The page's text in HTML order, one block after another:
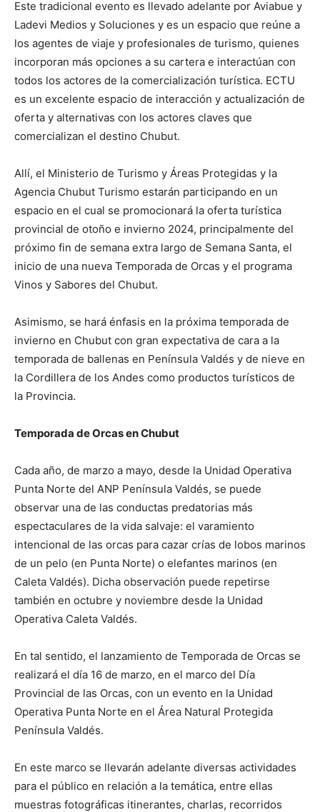
Este tradicional evento es llevado adelante por Aviabue y
Ladevi Medios y Soluciones y es un espacio que reúne a
los agentes de viaje y profesionales de turismo, quienes
incorporan más opciones a su cartera e interactúan con
todos los actores de la comercialización turística. ECTU
es un excelente espacio de interacción y actualización de
oferta y alternativas con los actores claves que
comercializan el destino Chubut.
Allí, el Ministerio de Turismo y Áreas Protegidas y la
Agencia Chubut Turismo estarán participando en un
espacio en el cual se promocionará la oferta turística
provincial de otoño e invierno 2024, principalmente del
próximo fin de semana extra largo de Semana Santa, el
inicio de una nueva Temporada de Orcas y el programa
Vinos y Sabores del Chubut.
Asimismo, se hará énfasis en la próxima temporada de
invierno en Chubut con gran expectativa de cara a la
temporada de ballenas en Península Valdés y de nieve en
la Cordillera de los Andes como productos turísticos de
la Provincia.
Temporada de Orcas en Chubut
Cada año, de marzo a mayo, desde la Unidad Operativa
Punta Norte del ANP Península Valdés, se puede
observar una de las conductas predatorias más
espectaculares de la vida salvaje: el varamiento
intencional de las orcas para cazar crías de lobos marinos
de un pelo (en Punta Norte) o elefantes marinos (en
Caleta Valdés). Dicha observación puede repetirse
también en octubre y noviembre desde la Unidad
Operativa Caleta Valdés.
En tal sentido, el lanzamiento de Temporada de Orcas se
realizará el día 16 de marzo, en el marco del Día
Provincial de las Orcas, con un evento en la Unidad
Operativa Punta Norte en el Área Natural Protegida
Península Valdés.
En este marco se llevarán adelante diversas actividades
para el público en relación a la temática, entre ellas
muestras fotográficas itinerantes, charlas, recorridos